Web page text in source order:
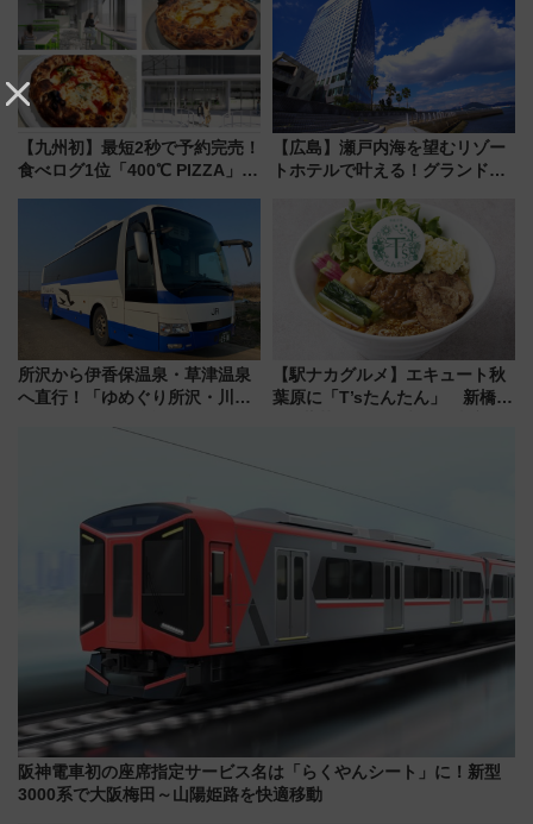
く！9月13日「京都の鉄道満喫
ツアー」開催
【九州初】最短2秒で予約完売！
食べログ1位「400℃ PIZZA」が
プン。もつ鍋風など限定メニュ
【広島】瀬戸内海を望むリゾー
トホテルで叶える！グランドプ
ディング＆カジュアルパーティ
ープラン
所沢から伊香保温泉・草津温泉
へ直行！「ゆめぐり所沢・川越
軽に 運行ダイヤ・運賃を解説
【駅ナカグルメ】エキュート秋
葉原に「T’sたんたん」 新橋に
阪神電車初の座席指定サービス名は「らくやんシート」に！新型
3000系で大阪梅田～山陽姫路を快適移動